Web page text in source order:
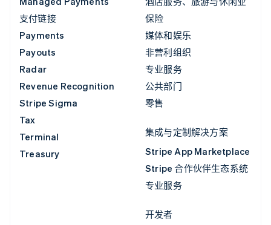
支付链接
Payments
Payouts
Radar
Revenue Recognition
Stripe Sigma
Tax
Terminal
Treasury
保险
媒体和娱乐
非营利组织
专业服务
公共部门
零售
集成与定制解决方案
Stripe App Marketplace
Stripe 合作伙伴生态系统
专业服务
开发者